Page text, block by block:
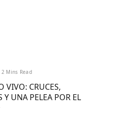
2 Mins Read
VIVO: CRUCES,
Y UNA PELEA POR EL